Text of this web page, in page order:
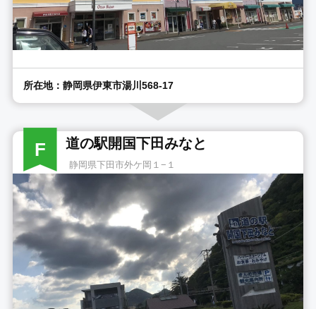
所在地：静岡県伊東市湯川568-17
F 道の駅開国下田みなと
静岡県下田市外ケ岡１−１